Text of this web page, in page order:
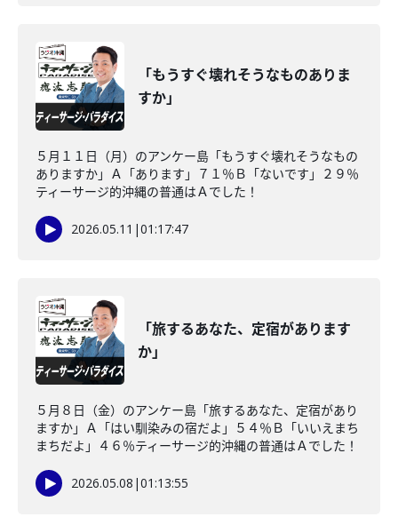
「もうすぐ壊れそうなものありま
すか」
５月１１日（月）のアンケー島「もうすぐ壊れそうなもの
ありますか」Ａ「あります」７１％Ｂ「ないです」２９％
ティーサージ的沖縄の普通はＡでした！
2026.05.11 |01:17:47
「旅するあなた、定宿があります
か」
５月８日（金）のアンケー島「旅するあなた、定宿があり
ますか」Ａ「はい馴染みの宿だよ」５４％Ｂ「いいえまち
まちだよ」４６％ティーサージ的沖縄の普通はＡでした！
2026.05.08 |01:13:55